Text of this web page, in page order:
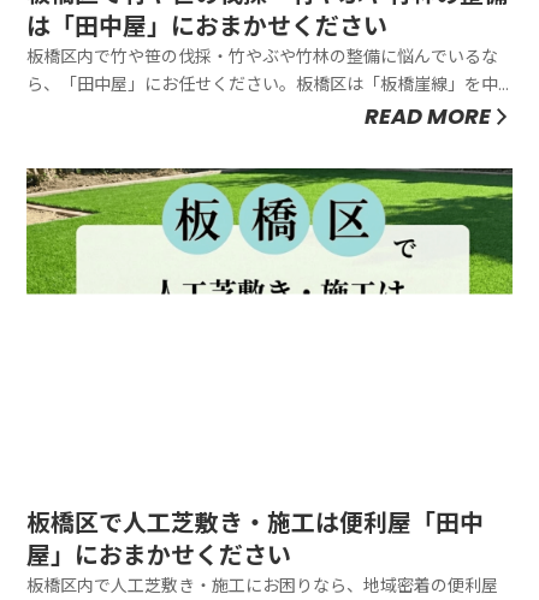
は「田中屋」におまかせください
板橋区内で竹や笹の伐採・竹やぶや竹林の整備に悩んでいるな
ら、「田中屋」にお任せください。板橋区は「板橋崖線」を中
心に高低差が大きく、斜面地の竹林は少し放っておくだけで隣
ではの問題に発展しがちです。「崖地の竹が隣の敷地にはみ出
して困っている」「古...
READ MORE
板橋区で人工芝敷き・施工は便利屋「田中
屋」におまかせください
板橋区内で人工芝敷き・施工にお困りなら、地域密着の便利屋